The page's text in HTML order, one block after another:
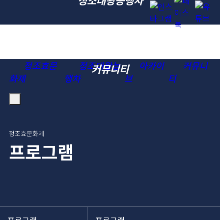
정조효문
화제
정조대왕능
행차
아카이
브
커뮤니
티
커뮤니티
정조효문화제
프로그램